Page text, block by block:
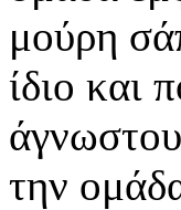
μούρη
ίδιο και
την